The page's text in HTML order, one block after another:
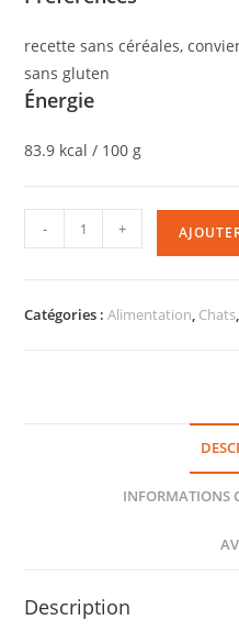
recette sans céréales,
sans gluten
Énergie
83.9 kcal / 100 g
- +
Catégories :Alimentation, Chats,
INFORMATIONS
Description